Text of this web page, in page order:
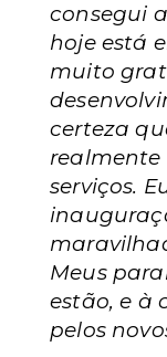
consegui
hoje está
muito
certeza
realmente
serviços.
Meus
estão, e à
pelos